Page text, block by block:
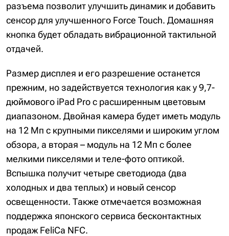
разъема позволит улучшить динамик и добавить
сенсор для улучшенного Force Touch. Домашняя
кнопка будет обладать вибрационной тактильной
отдачей.
Размер дисплея и его разрешение останется
прежним, но задействуется технология как у 9,7-
дюймового iPad Pro с расширенным цветовым
диапазоном. Двойная камера будет иметь модуль
на 12 Мп с крупными пикселями и широким углом
обзора, а вторая – модуль на 12 Мп с более
мелкими пикселями и теле-фото оптикой.
Вспышка получит четыре светодиода (два
холодных и два теплых) и новый сенсор
освещенности. Также отмечается возможная
поддержка японского сервиса бесконтактных
продаж FeliCa NFC.